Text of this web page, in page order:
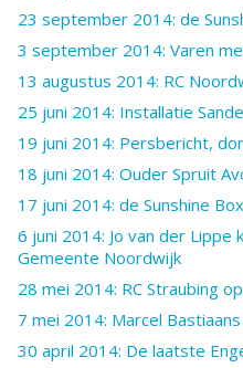
23 september 2014: de
3 september 2014: Varen
13 augustus 2014: RC
25 juni 2014: Installatie
19 juni 2014: Persbericht,
18 juni 2014: Ouder Spruit
17 juni 2014: de Sunshine
6 juni 2014: Jo van der Lippe
Gemeente Noordwijk
28 mei 2014: RC Straubing
7 mei 2014: Marcel
30 april 2014: De laatste